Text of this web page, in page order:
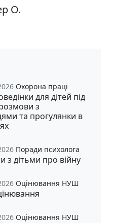
О.
Охорона праці
для дітей під
з
та прогулянки в
Поради психолога
з дітьми про війну
Оцінювання НУШ
Оцінювання НУШ